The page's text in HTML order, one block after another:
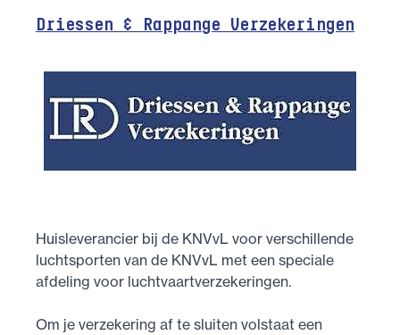
Driessen & Rappange Verzekeringen
Huisleverancier bij de KNVvL voor verschillende
luchtsporten van de KNVvL met een speciale
afdeling voor luchtvaartverzekeringen.
Om je verzekering af te sluiten volstaat een